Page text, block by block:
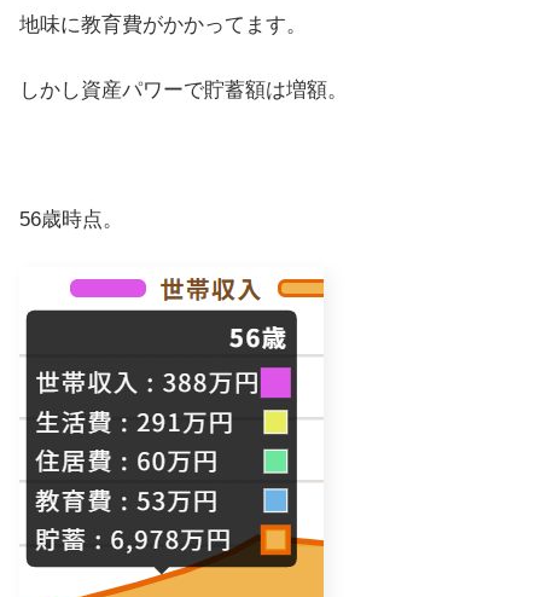
地味に教育費がかかってます。
しかし資産パワーで貯蓄額は増額。
56歳時点。